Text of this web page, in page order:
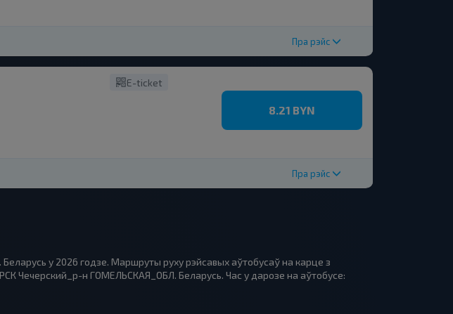
Пра рэйс
E-ticket
8.21 BYN
Пра рэйс
у 2026 годзе. Маршруты руху рэйсавых аўтобусаў на карце з
Чечерский_р-н ГОМЕЛЬСКАЯ_ОБЛ. Беларусь. Час у дарозе на аўтобусе: